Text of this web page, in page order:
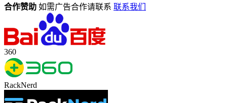
合作赞助 如需广告合作请联系 联系我们
360
RackNerd